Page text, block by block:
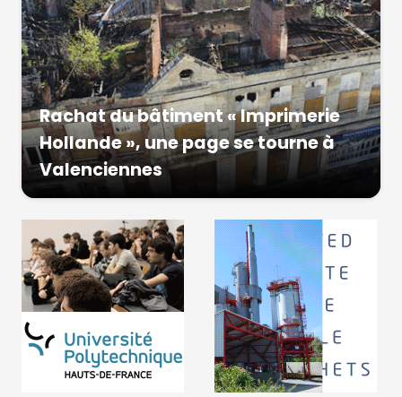
Rachat du bâtiment « Imprimerie
Hollande », une page se tourne à
Valenciennes